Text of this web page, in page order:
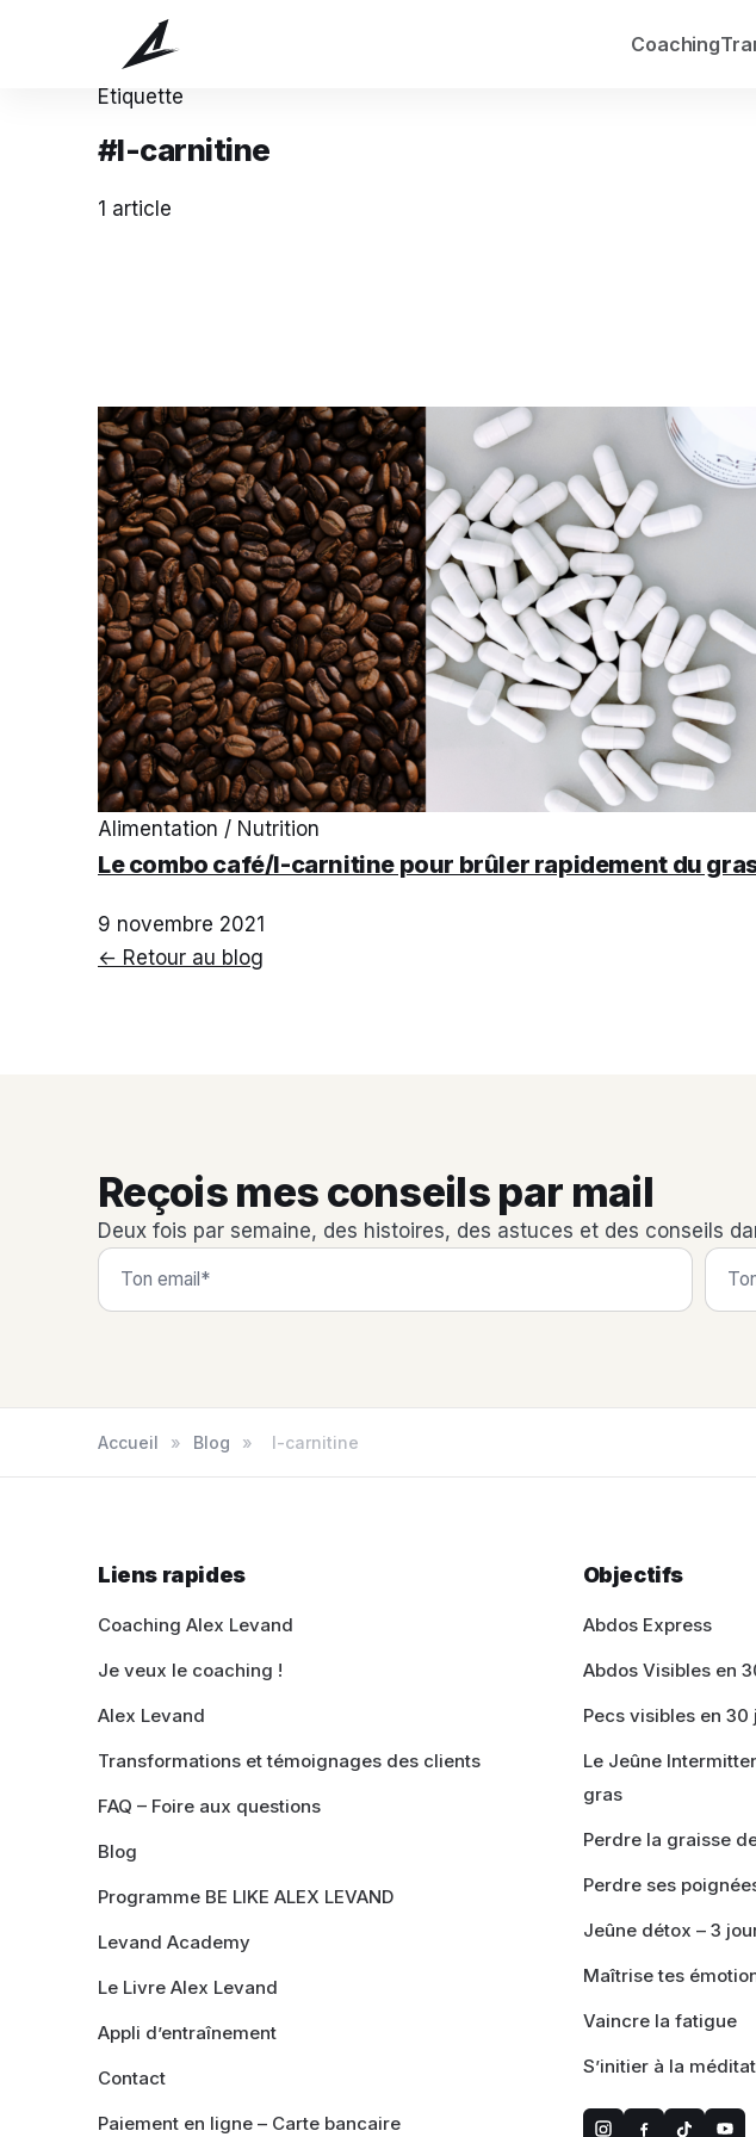
Coaching
Étiquette
#l-carnitine
1 article
Alimentation / Nutrition
Le combo café/l-carnitine pour brûler rapidement du
9 novembre 2021
← Retour au blog
Reçois mes conseils par mail
Deux fois par semaine, des histoires, des astuces et des conseils
Accueil » Blog » l-carnitine
Liens rapides
Coaching Alex Levand
Je veux le coaching !
Alex Levand
Transformations et témoignages des clients
FAQ – Foire aux questions
Blog
Programme BE LIKE ALEX LEVAND
Levand Academy
Le Livre Alex Levand
Appli d’entraînement
Contact
Paiement en ligne – Carte bancaire
Objectifs
Abdos Express
Abdos Visibles en
Pecs visibles en 30
Le Jeûne
gras
Perdre la graisse
Perdre ses
Jeûne détox – 3
Maîtrise tes
Vaincre la fatigue
S’initier à la